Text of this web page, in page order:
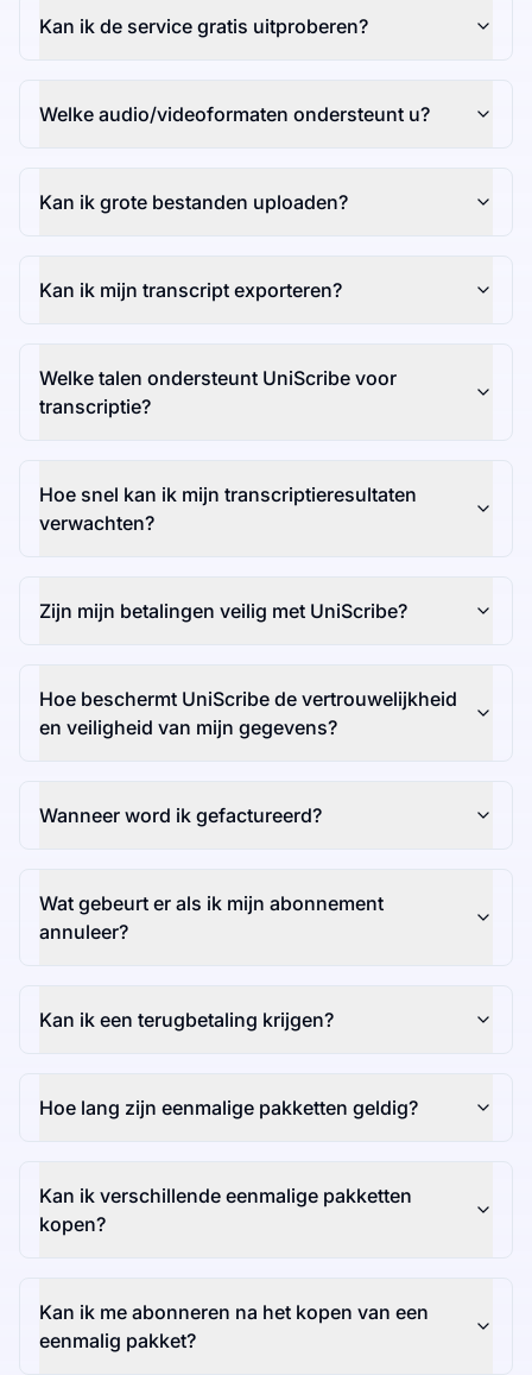
Kan ik de service gratis uitproberen?
Welke audio/videoformaten ondersteunt u?
Kan ik grote bestanden uploaden?
Kan ik mijn transcript exporteren?
Welke talen ondersteunt UniScribe voor
transcriptie?
Hoe snel kan ik mijn transcriptieresultaten
verwachten?
Zijn mijn betalingen veilig met UniScribe?
Hoe beschermt UniScribe de vertrouwelijkheid
en veiligheid van mijn gegevens?
Wanneer word ik gefactureerd?
Wat gebeurt er als ik mijn abonnement
annuleer?
Kan ik een terugbetaling krijgen?
Hoe lang zijn eenmalige pakketten geldig?
Kan ik verschillende eenmalige pakketten
kopen?
Kan ik me abonneren na het kopen van een
eenmalig pakket?